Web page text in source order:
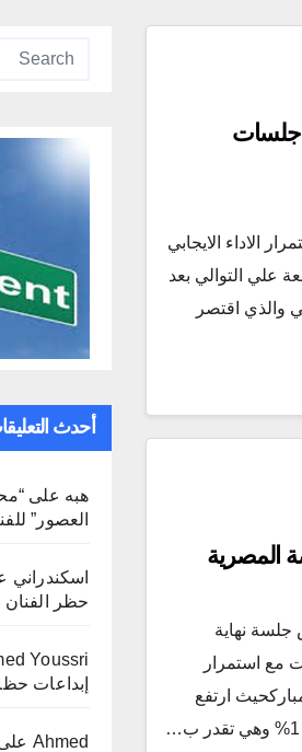
جلسات
الاداء الايجابي
علي التوالي بعد
والذي اقتصر
المصرية
نهاية
مع استمرار
ارتفع
أحدث
هبه على
العصور”
اسكندراني
حظر
Youssri
إبداعات
Ahmed